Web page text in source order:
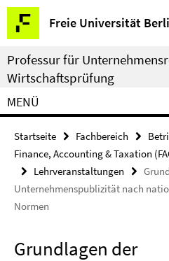
Springe
direkt
zu
Inhalt
Freie Universität
Service-
Navigation
Professur für
Wirtschaftsprüfung
MENÜ
Startseite Fachbereich
Finance, Accounting & Taxation
Lehrveranstaltungen
Unternehmenspublizität nach
Normen
Grundlagen der